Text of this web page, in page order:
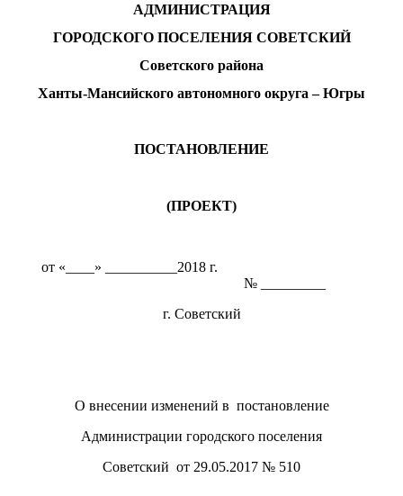
АДМИНИСТРАЦИЯ
ГОРОДСКОГО ПОСЕЛЕНИЯ СОВЕТСКИЙ
Советского района
Ханты-Мансийского автономного округа – Югры
ПОСТАНОВЛЕНИЕ
(ПРОЕКТ)
от «____» __________2018 г.
№ _________
г. Советский
О внесении изменений в постановление
Администрации городского поселения
Советский от 29.05.2017 № 510